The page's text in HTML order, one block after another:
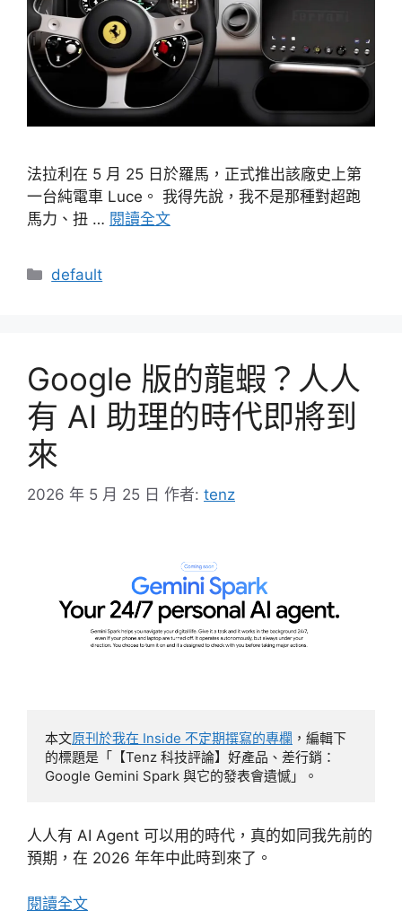
法拉利在 5 月 25 日於羅馬，正式推出該廠史上第
一台純電車 Luce。 我得先說，我不是那種對超跑
馬力、扭 … 閱讀全文
分
default
Google 版的龍蝦？人人
有 AI 助理的時代即將到
來
2026 年 5 月 25 日 作者: tenz
本文原刊於我在 Inside 不定期撰寫的專欄 ，編輯下
的標題是「【Tenz 科技評論】好產品、差行銷：
Google Gemini Spark 與它的發表會遺憾」。
人人有 AI Agent 可以用的時代，真的如同我先前的
預期，在 2026 年年中此時到來了。
閱讀全文